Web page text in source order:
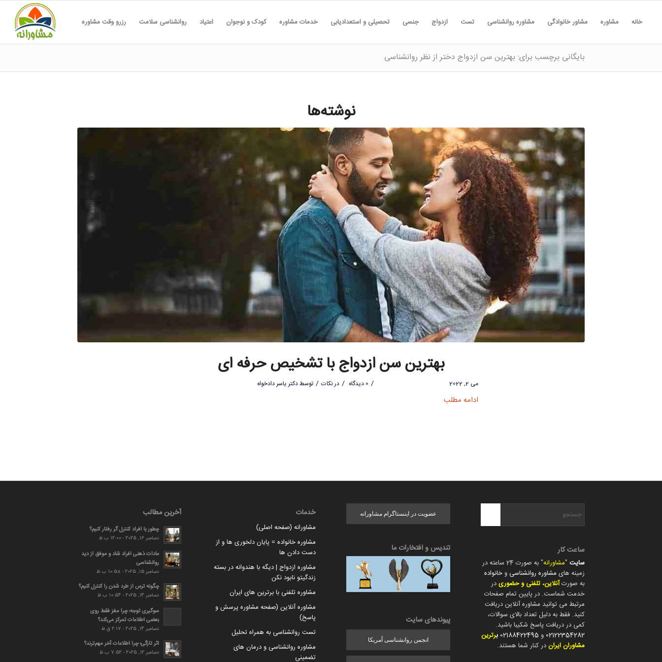
خانه مشاوره مشاور خانوادگی مشاوره روانشناسی تست ازدواج جنسی تحصیلی و استعدادیابی خدمات مشاوره کودک و نوجوان اعتیاد روانشناسی سلامت رزرو وقت مشاوره
بایگانی برچسب برای: بهترین سن ازدواج دختر از نظر روانشناسی
نوشته‌ها
بهترین سن ازدواج با تشخیص حرفه ای
می 2, 2022 / 0 دیدگاه / درنکات / توسطدکتر یاسر دادخواه
ادامه مطلب
ساعت کار
سایت "مشاورانه
" به صورت 24 ساعته در
زمینه های مشاوره روانشناسی و خانواده
به صورتآنلاین، تلفنی و حضوریدر
خدمت شماست. در پایین تمام صفحات
مرتبط می توانید مشاوره آنلاین دریافت
کنید. فقط به دلیل تعداد بالای سوالات،
کمی در دریافت پاسخ شکیبا باشید.
02122354282 و 02188422495 برترین
مشاوران ایراندر کنار شما هستند.
عضویت در اینستاگرام مشاورانه
تندیس و افتخارات ما
پیوندهای سایت
انجمن روانشناسی آمریکا
خدمات
مشاورانه (صفحه اصلی)
مشاوره خانواده = پایان دلخوری ها و از
دست دادن ها
مشاوره ازدواج | دیگه با هندوانه در بسته
زندگیتو نابود نکن
مشاوره تلفنی با برترین های ایران
مشاوره آنلاین (صفحه مشاوره پرسش و
پاسخ)
تست روانشناسی به همراه تحلیل
مشاوره روانشناسی و درمان های
تضمینی
آخرین مطالب
چطور با افراد کنترل گر رفتار کنیم؟
دسامبر 16, 2025 - 12:00 ب.ظ
عادات ذهنی افراد شاد و موفق از دید
روانشناسی
دسامبر 15, 2025 - 10:58 ب.ظ
چگونه ترس از طرد شدن را کنترل کنیم؟
دسامبر 14, 2025 - 10:54 ب.ظ
سوگیری توجه؛ چرا مغز فقط روی
بعضی اطلاعات تمرکز می‌کند؟
دسامبر 14, 2025 - 2:17 ق.ظ
اثر تازگی؛ چرا اطلاعات آخر مهم‌ترند؟
دسامبر 12, 2025 - 7:52 ب.ظ